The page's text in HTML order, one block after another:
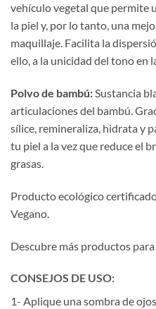
vehículo vegetal que permite
la piel y, por lo tanto, una
maquillaje. Facilita la
ello, a la unicidad del tono en
Polvo de bambú:Sustancia
articulaciones del bambú.
sílice, remineraliza, hidrata y
tu piel a la vez que reduce el
grasas.
Producto ecológico
Vegano.
Descubre más productos para
CONSEJOS DE USO:
1- Aplique una sombra de